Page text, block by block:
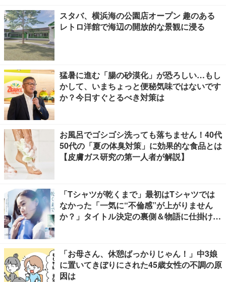
スタバ、横浜海の公園店オープン 趣のある
レトロ洋館で海辺の開放的な景観に浸る
猛暑に進む「腸の砂漠化」が恐ろしい…もし
かして、いまちょっと便秘気味ではないです
か？今日すぐとるべき対策は
お風呂でゴシゴシ洗っても落ちません！40代
50代の「夏の体臭対策」に効果的な食品とは
【皮膚ガス研究の第一人者が解説】
「Tシャツが乾くまで」最初はTシャツでは
なかった「一気に“不倫感”が上がりません
か？」タイトル決定の裏側＆物語に仕掛けた
「お母さん、休憩ばっかりじゃん！」中3娘
に置いてきぼりにされた45歳女性の不調の原
因は